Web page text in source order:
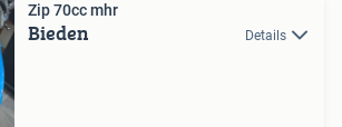
Zip 70cc mhr
Bieden Details